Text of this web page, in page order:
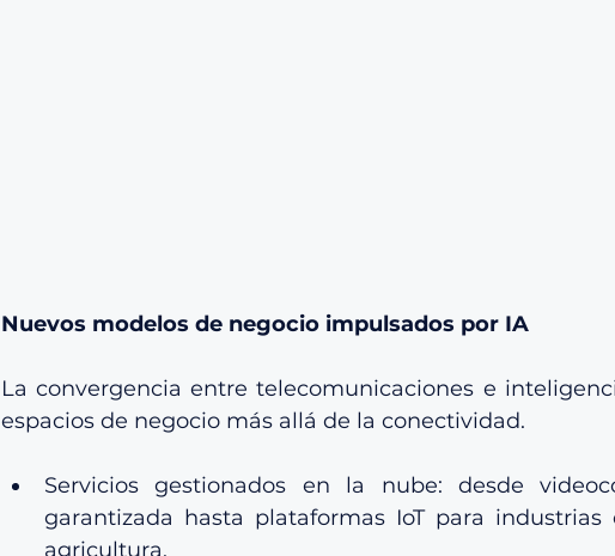
Nuevos modelos de negocio impulsados por IA
La convergencia entre telecomunicaciones e
espacios de negocio más allá de la conectividad.
Servicios gestionados en la nube: desde
garantizada hasta plataformas IoT para
agricultura.